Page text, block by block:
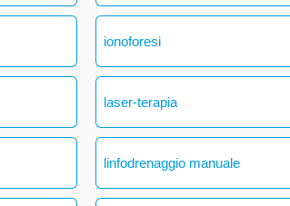
ionoforesi
laser-terapia
linfodrenaggio manuale